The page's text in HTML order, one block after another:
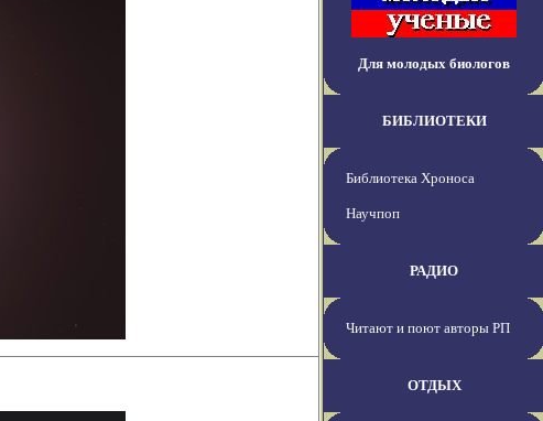
Для молодых биологов
БИБЛИОТЕКИ
Библиотека Хроноса
Научпоп
РАДИО
Читают и поют авторы РП
ОТДЫХ